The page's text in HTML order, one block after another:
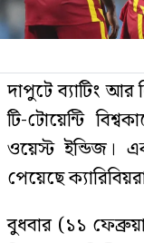
দাপুটে ব্যাটিং আর
টি-টোয়েন্টি
ওয়েস্ট ইন্ডিজ।
পেয়েছে
বুধবার (১১